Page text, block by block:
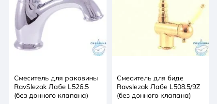
Смеситель для раковины
RavSlezak Лабе L526.5
(без донного клапана)
Смеситель для биде
Ravslezak Лабе L508.5/9Z
(без донного клапана)